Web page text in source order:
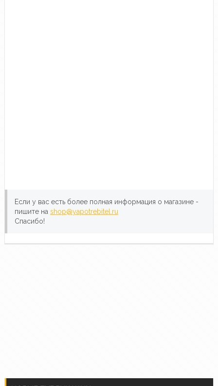
Если у вас есть более полная информация о магазине -
пишите на shop@yapotrebitel.ru
Спасибо!